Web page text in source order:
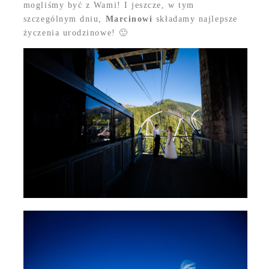
mogliśmy być z Wami! I jeszcze, w tym
szczególnym dniu, Marcinowi składamy najlepsze
życzenia urodzinowe! 🙂